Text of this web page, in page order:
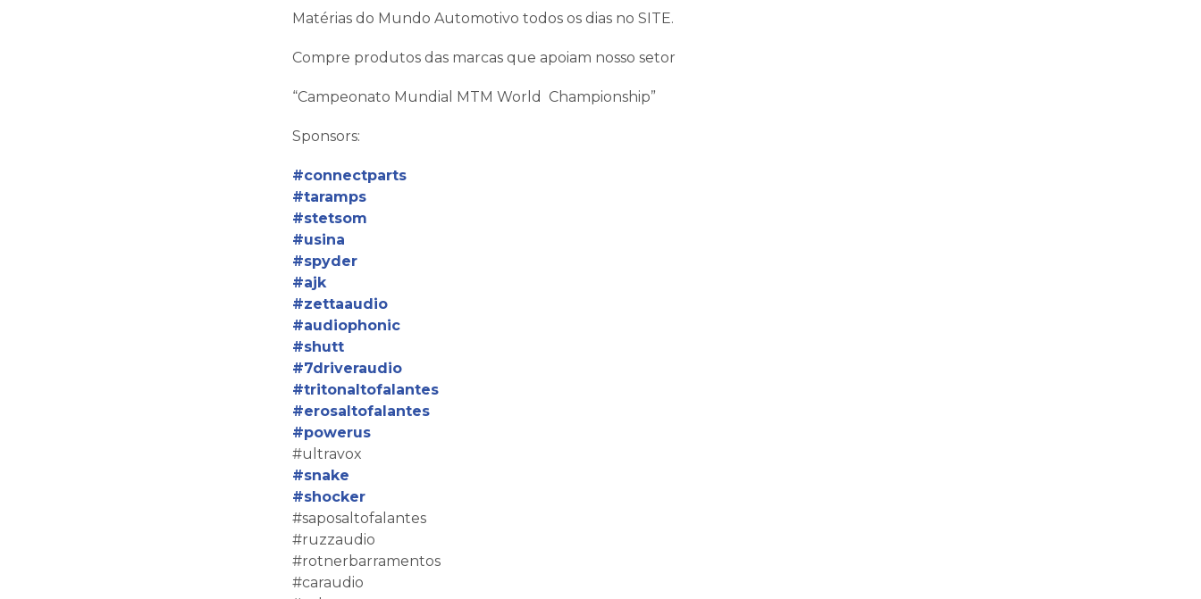
Matérias do Mundo Automotivo todos os dias no SITE.
Compre produtos das marcas que apoiam nosso setor
“Campeonato Mundial MTM World Championship”
Sponsors:
#connectparts
#taramps
#stetsom
#usina
#spyder
#ajk
#zettaaudio
#audiophonic
#shutt
#7driveraudio
#tritonaltofalantes
#erosaltofalantes
#powerus
#ultravox
#snake
#shocker
#saposaltofalantes
#ruzzaudio
#rotnerbarramentos
#caraudio